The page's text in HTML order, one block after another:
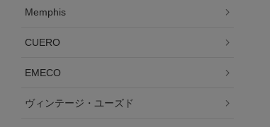
Memphis
CUERO
EMECO
ヴィンテージ・ユーズド